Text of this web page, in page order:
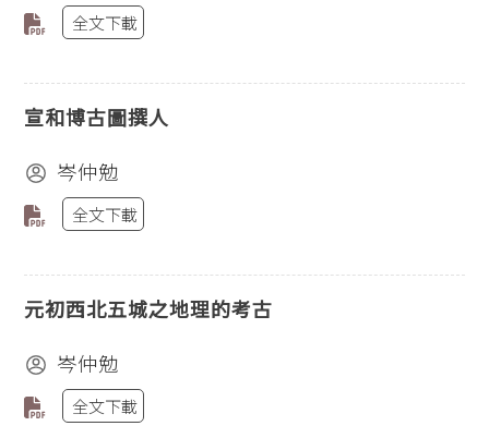
全文下載
宣和博古圖撰人
岑仲勉
全文下載
元初西北五城之地理的考古
岑仲勉
全文下載